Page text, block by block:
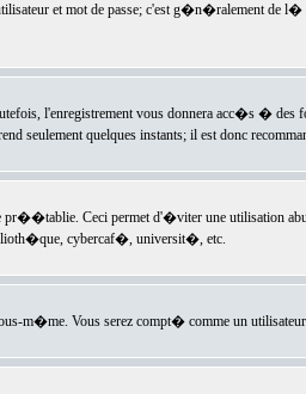
et mot de passe; c'est g�n�ralement de l�
l'enregistrement vous donnera acc�s � des
seulement quelques instants; il est donc
Ceci permet d'�viter une utilisation
cybercaf�, universit�, etc.
m�me. Vous serez compt� comme un